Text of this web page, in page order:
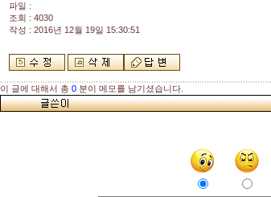
파일 :
조회 : 4030
작성 : 2016년 12월 19일 15:30:51
이 글에 대해서 총 0 분이 메모를 남기셨습니다.